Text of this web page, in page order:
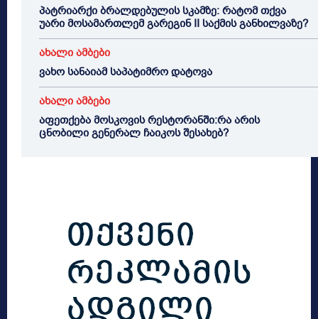
პატრიარქი ბრალდებულის სკამზე: რატომ თქვა
უარი მოსამართლემ გარეგინ II საქმის განხილვაზე?
ახალი ამბები
ვახო სანაიამ საპატიმრო დატოვა
ახალი ამბები
აფეთქება მოსკოვის რესტორანში:რა არის
ცნობილი გენერალ ჩაიკოს შესახებ?